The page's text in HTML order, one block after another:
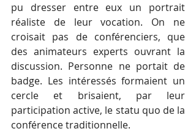
pu dresser entre eux un portrait
réaliste de leur vocation. On ne
croisait pas de conférenciers, que
des animateurs experts ouvrant la
discussion. Personne ne portait de
badge. Les intéressés formaient un
cercle et brisaient, par leur
participation active, le statu quo de la
conférence traditionnelle.